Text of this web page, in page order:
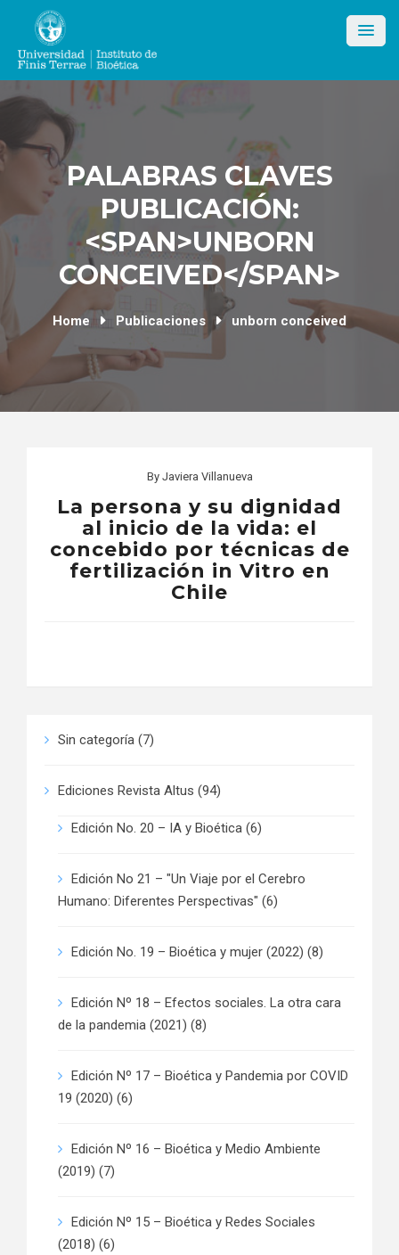
content
PALABRAS CLAVES
PUBLICACIÓN:
<SPAN>UNBORN
CONCEIVED</SPAN>
Home Publicaciones unborn conceived
By Javiera Villanueva
La persona y su dignidad
al inicio de la vida: el
concebido por técnicas de
fertilización in Vitro en
Chile
Sin categoría (7)
Ediciones Revista Altus (94)
Edición No. 20 – IA y Bioética (6)
Edición No 21 – "Un Viaje por el Cerebro
Humano: Diferentes Perspectivas" (6)
Edición No. 19 – Bioética y mujer (2022) (8)
Edición Nº 18 – Efectos sociales. La otra cara
de la pandemia (2021) (8)
Edición Nº 17 – Bioética y Pandemia por COVID
19 (2020) (6)
Edición Nº 16 – Bioética y Medio Ambiente
(2019) (7)
Edición Nº 15 – Bioética y Redes Sociales
(2018) (6)